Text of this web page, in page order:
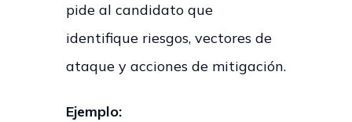
pide al candidato que
identifique riesgos, vectores de
ataque y acciones de mitigación.
Ejemplo: